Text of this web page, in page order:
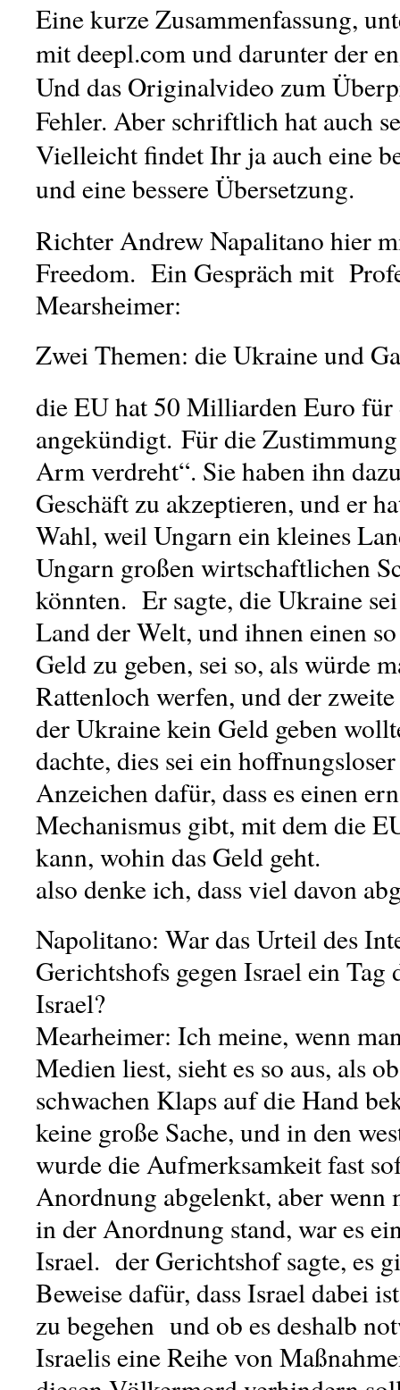
Eine kurze Zusammenfassung,
mit deepl.com und darunter der
Und das Originalvideo zum
Fehler. Aber schriftlich hat auch
Vielleicht findet Ihr ja auch eine
und eine bessere Übersetzung.
Richter Andrew Napalitano hier
Freedom. Ein Gespräch mit
Mearsheimer:
Zwei Themen: die Ukraine und
die EU hat 50 Milliarden Euro
angekündigt. Für die
Arm verdreht“. Sie haben ihn
Geschäft zu akzeptieren, und er
Wahl, weil Ungarn ein kleines
Ungarn großen wirtschaftlichen
könnten. Er sagte, die Ukraine
Land der Welt, und ihnen einen
Geld zu geben, sei so, als würde
Rattenloch werfen, und der
der Ukraine kein Geld geben
dachte, dies sei ein
Anzeichen dafür, dass es einen
Mechanismus gibt, mit dem die
kann, wohin das Geld geht.
also denke ich, dass viel davon
Napolitano: War das Urteil des
Gerichtshofs gegen Israel ein
Israel?
Mearheimer: Ich meine, wenn
Medien liest, sieht es so aus, als
schwachen Klaps auf die Hand
keine große Sache, und in den
wurde die Aufmerksamkeit fast
Anordnung abgelenkt, aber wenn
in der Anordnung stand, war es
Israel. der Gerichtshof sagte, es
Beweise dafür, dass Israel dabei
zu begehen und ob es deshalb
Israelis eine Reihe von